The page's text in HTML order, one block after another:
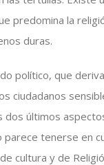
predomina la
duras.
político, que
ciudadanos
dos últimos
parece tenerse en
cultura y de